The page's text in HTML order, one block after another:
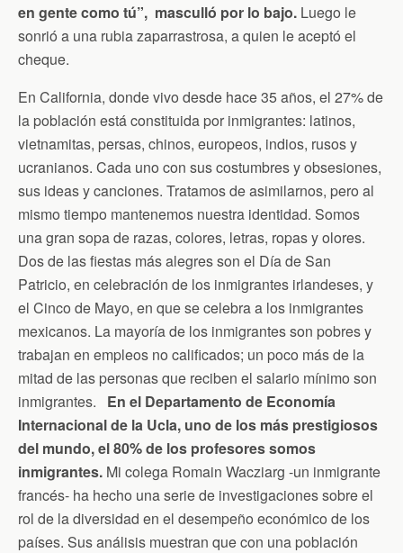
en gente como tú”, masculló por lo bajo. Luego le
sonrió a una rubia zaparrastrosa, a quien le aceptó el
cheque.
En California, donde vivo desde hace 35 años, el 27% de
la población está constituida por inmigrantes: latinos,
vietnamitas, persas, chinos, europeos, indios, rusos y
ucranianos. Cada uno con sus costumbres y obsesiones,
sus ideas y canciones. Tratamos de asimilarnos, pero al
mismo tiempo mantenemos nuestra identidad. Somos
una gran sopa de razas, colores, letras, ropas y olores.
Dos de las fiestas más alegres son el Día de San
Patricio, en celebración de los inmigrantes irlandeses, y
el Cinco de Mayo, en que se celebra a los inmigrantes
mexicanos. La mayoría de los inmigrantes son pobres y
trabajan en empleos no calificados; un poco más de la
mitad de las personas que reciben el salario mínimo son
inmigrantes. En el Departamento de Economía
Internacional de la Ucla, uno de los más prestigiosos
del mundo, el 80% de los profesores somos
inmigrantes. Mi colega Romain Wacziarg -un inmigrante
francés- ha hecho una serie de investigaciones sobre el
rol de la diversidad en el desempeño económico de los
países. Sus análisis muestran que con una población